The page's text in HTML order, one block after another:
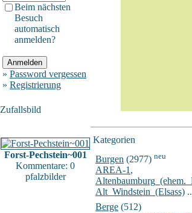
Beim nächsten
Besuch
automatisch
anmelden?
» Password vergessen
» Registrierung
Zufallsbild
Forst-Pechstein~001
Kommentare: 0
pfalzbilder
Kategorien
Burgen (2977) neu
AREA-1 ,
Alt_Windstein_(Elsass)
Berge (512)